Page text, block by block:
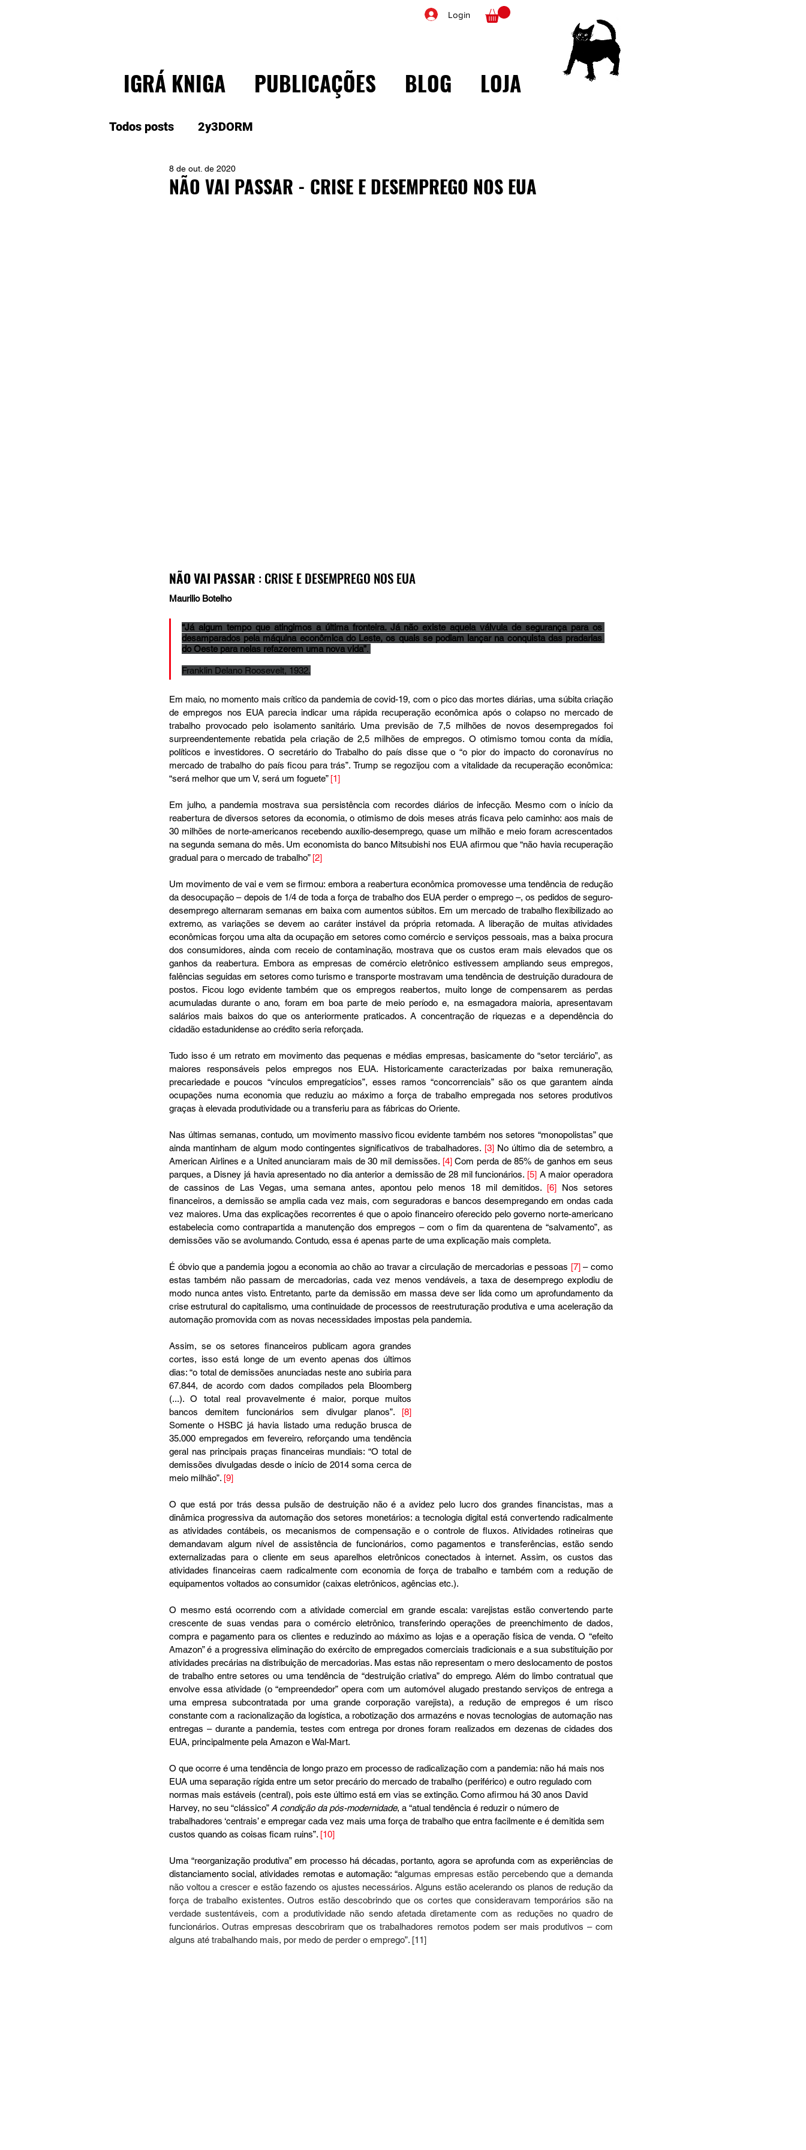
Login
IGRÁ KNIGA PUBLICAÇÕES BLOG LOJA
Todos posts 2y3DORM
NÃO VAI PASSAR - CRISE E DESEMPREGO NOS EUA
8 de out. de 2020
NÃO VAI PASSAR : CRISE E DESEMPREGO NOS EUA
Maurilio Botelho
“Já algum tempo que atingimos a última fronteira. Já não existe aquela válvula de segurança para os
desamparados pela máquina econômica do Leste, os quais se podiam lançar na conquista das pradarias
do Oeste para nelas refazerem uma nova vida”.
Franklin Delano Roosevelt, 1932.
Em maio, no momento mais crítico da pandemia de covid-19, com o pico das mortes diárias, uma súbita criação
de empregos nos EUA parecia indicar uma rápida recuperação econômica após o colapso no mercado de
trabalho provocado pelo isolamento sanitário. Uma previsão de 7,5 milhões de novos desempregados foi
surpreendentemente rebatida pela criação de 2,5 milhões de empregos. O otimismo tomou conta da mídia,
políticos e investidores. O secretário do Trabalho do país disse que o “o pior do impacto do coronavírus no
mercado de trabalho do país ficou para trás”. Trump se regozijou com a vitalidade da recuperação econômica:
“será melhor que um V, será um foguete” [1]
Em julho, a pandemia mostrava sua persistência com recordes diários de infecção. Mesmo com o início da
reabertura de diversos setores da economia, o otimismo de dois meses atrás ficava pelo caminho: aos mais de
30 milhões de norte-americanos recebendo auxílio-desemprego, quase um milhão e meio foram acrescentados
na segunda semana do mês. Um economista do banco Mitsubishi nos EUA afirmou que “não havia recuperação
gradual para o mercado de trabalho” [2]
Um movimento de vai e vem se firmou: embora a reabertura econômica promovesse uma tendência de redução
da desocupação – depois de 1/4 de toda a força de trabalho dos EUA perder o emprego –, os pedidos de seguro-
desemprego alternaram semanas em baixa com aumentos súbitos. Em um mercado de trabalho flexibilizado ao
extremo, as variações se devem ao caráter instável da própria retomada. A liberação de muitas atividades
econômicas forçou uma alta da ocupação em setores como comércio e serviços pessoais, mas a baixa procura
dos consumidores, ainda com receio de contaminação, mostrava que os custos eram mais elevados que os
ganhos da reabertura. Embora as empresas de comércio eletrônico estivessem ampliando seus empregos,
falências seguidas em setores como turismo e transporte mostravam uma tendência de destruição duradoura de
postos. Ficou logo evidente também que os empregos reabertos, muito longe de compensarem as perdas
acumuladas durante o ano, foram em boa parte de meio período e, na esmagadora maioria, apresentavam
salários mais baixos do que os anteriormente praticados. A concentração de riquezas e a dependência do
cidadão estadunidense ao crédito seria reforçada.
Tudo isso é um retrato em movimento das pequenas e médias empresas, basicamente do “setor terciário”, as
maiores responsáveis pelos empregos nos EUA. Historicamente caracterizadas por baixa remuneração,
precariedade e poucos “vínculos empregatícios”, esses ramos “concorrenciais” são os que garantem ainda
ocupações numa economia que reduziu ao máximo a força de trabalho empregada nos setores produtivos
graças à elevada produtividade ou a transferiu para as fábricas do Oriente.
Nas últimas semanas, contudo, um movimento massivo ficou evidente também nos setores “monopolistas” que
ainda mantinham de algum modo contingentes significativos de trabalhadores. [3] No último dia de setembro, a
American Airlines e a United anunciaram mais de 30 mil demissões. [4] Com perda de 85% de ganhos em seus
parques, a Disney já havia apresentado no dia anterior a demissão de 28 mil funcionários. [5] A maior operadora
de cassinos de Las Vegas, uma semana antes, apontou pelo menos 18 mil demitidos.
[6]
Nos setores
financeiros, a demissão se amplia cada vez mais, com seguradoras e bancos desempregando em ondas cada
vez maiores. Uma das explicações recorrentes é que o apoio financeiro oferecido pelo governo norte-americano
estabelecia como contrapartida a manutenção dos empregos – com o fim da quarentena de “salvamento”, as
demissões vão se avolumando. Contudo, essa é apenas parte de uma explicação mais completa.
É óbvio que a pandemia jogou a economia ao chão ao travar a circulação de mercadorias e pessoas [7] – como
estas também não passam de mercadorias, cada vez menos vendáveis, a taxa de desemprego explodiu de
modo nunca antes visto. Entretanto, parte da demissão em massa deve ser lida como um aprofundamento da
crise estrutural do capitalismo, uma continuidade de processos de reestruturação produtiva e uma aceleração da
automação promovida com as novas necessidades impostas pela pandemia.
Assim, se os setores financeiros publicam agora grandes
cortes, isso está longe de um evento apenas dos últimos
dias: “o total de demissões anunciadas neste ano subiria para
67.844, de acordo com dados compilados pela Bloomberg
(...). O total real provavelmente é maior, porque muitos
bancos demitem funcionários sem divulgar planos”.
[8]
Somente o HSBC já havia listado uma redução brusca de
35.000 empregados em fevereiro, reforçando uma tendência
geral nas principais praças financeiras mundiais: “O total de
demissões divulgadas desde o início de 2014 soma cerca de
meio milhão”. [9]
O que está por trás dessa pulsão de destruição não é a avidez pelo lucro dos grandes financistas, mas a
dinâmica progressiva da automação dos setores monetários: a tecnologia digital está convertendo radicalmente
as atividades contábeis, os mecanismos de compensação e o controle de fluxos. Atividades rotineiras que
demandavam algum nível de assistência de funcionários, como pagamentos e transferências, estão sendo
externalizadas para o cliente em seus aparelhos eletrônicos conectados à internet. Assim, os custos das
atividades financeiras caem radicalmente com economia de força de trabalho e também com a redução de
equipamentos voltados ao consumidor (caixas eletrônicos, agências etc.).
O mesmo está ocorrendo com a atividade comercial em grande escala: varejistas estão convertendo parte
crescente de suas vendas para o comércio eletrônico, transferindo operações de preenchimento de dados,
compra e pagamento para os clientes e reduzindo ao máximo as lojas e a operação física de venda. O “efeito
Amazon” é a progressiva eliminação do exército de empregados comerciais tradicionais e a sua substituição por
atividades precárias na distribuição de mercadorias. Mas estas não representam o mero deslocamento de postos
de trabalho entre setores ou uma tendência de “destruição criativa” do emprego. Além do limbo contratual que
envolve essa atividade (o “empreendedor” opera com um automóvel alugado prestando serviços de entrega a
uma empresa subcontratada por uma grande corporação varejista), a redução de empregos é um risco
constante com a racionalização da logística, a robotização dos armazéns e novas tecnologias de automação nas
entregas – durante a pandemia, testes com entrega por drones foram realizados em dezenas de cidades dos
EUA, principalmente pela Amazon e Wal-Mart.
O que ocorre é uma tendência de longo prazo em processo de radicalização com a pandemia: não há mais nos
EUA uma separação rígida entre um setor precário do mercado de trabalho (periférico) e outro regulado com
normas mais estáveis (central), pois este último está em vias se extinção. Como afirmou há 30 anos David
Harvey, no seu “clássico” A condição da pós-modernidade, a “atual tendência é reduzir o número de
trabalhadores ‘centrais’ e empregar cada vez mais uma força de trabalho que entra facilmente e é demitida sem
custos quando as coisas ficam ruins”. [10]
Uma “reorganização produtiva” em processo há décadas, portanto, agora se aprofunda com as experiências de
distanciamento social, atividades remotas e automação: “algumas empresas estão percebendo que a demanda
não voltou a crescer e estão fazendo os ajustes necessários. Alguns estão acelerando os planos de redução da
força de trabalho existentes. Outros estão descobrindo que os cortes que consideravam temporários são na
verdade sustentáveis, com a produtividade não sendo afetada diretamente com as reduções no quadro de
funcionários. Outras empresas descobriram que os trabalhadores remotos podem ser mais produtivos – com
alguns até trabalhando mais, por medo de perder o emprego”. [11]